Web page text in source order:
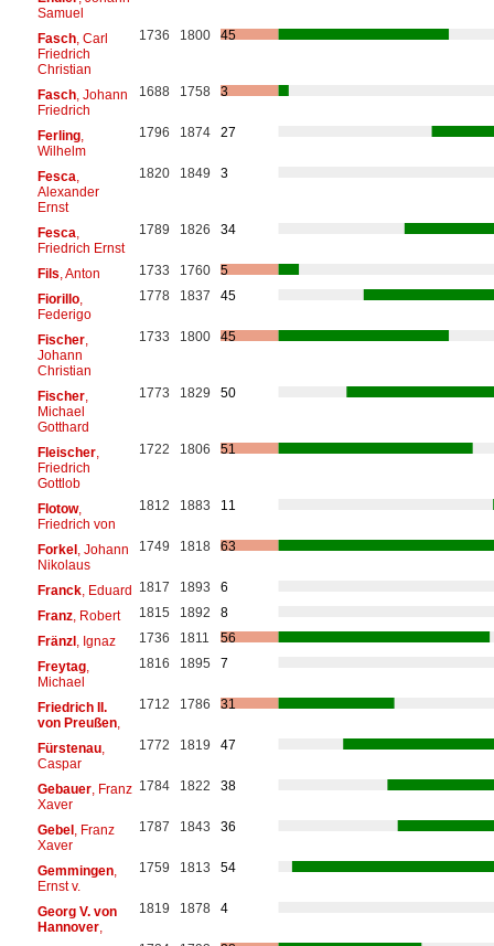
Samuel
Fasch, Carl
Friedrich
Christian
1736 1800 45
Fasch, Johann
Friedrich
1688 1758 3
Ferling,
Wilhelm
1796 1874 27
Fesca
Alexander
Ernst
1820 1849 3
Fesca
Friedrich Ernst
1789 1826 34
Fils , Anton 1733 1760
5
Fiorillo,
Federigo
1778 1837 45
Fischer,
Johann
Christian
1733 1800 45
Fischer,
Michael
Gotthard
1773 1829 50
Fleischer,
Friedrich
Gottlob
1722 1806 51
Flotow,
Friedrich von
1812 1883 11
Forkel, Johann
Nikolaus
1749 1818 63
Franck, Eduard 1817 1893
6
Franz, Robert 1815 1892
8
Fränzl, Ignaz 1736 1811
56
Freytag,
Michael
1816 1895 7
Friedrich II.
von Preußen,
1712 1786 31
Fürstenau,
Caspar
1772 1819 47
Gebauer, Franz
Xaver
1784 1822 38
Gebel, Franz
Xaver
1787 1843 36
Gemmingen,
Ernst v.
1759 1813 54
Georg V. von
Hannover,
1819 1878 4